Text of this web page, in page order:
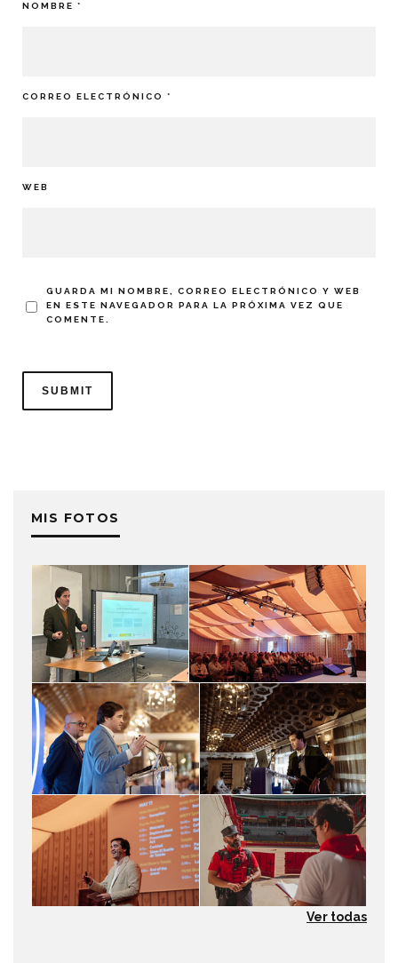
NOMBRE *
CORREO ELECTRÓNICO *
WEB
GUARDA MI NOMBRE, CORREO ELECTRÓNICO Y WEB
EN ESTE NAVEGADOR PARA LA PRÓXIMA VEZ QUE
COMENTE.
MIS FOTOS
Ver todas